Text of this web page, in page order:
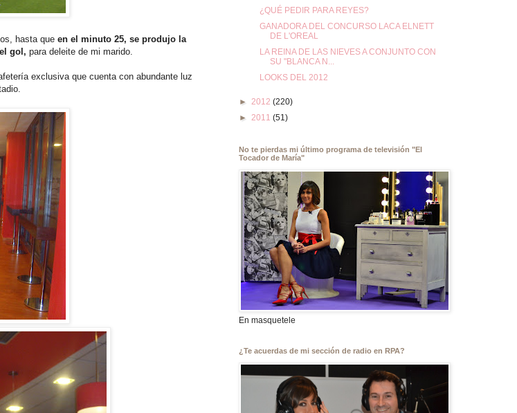
hasta que en el minuto 25, se produjo la
gol, para deleite de mi marido.
exclusiva que cuenta con abundante luz
¿QUÉ PEDIR PARA REYES?
GANADORA DEL CONCURSO LACA ELNETT
DE L'OREAL
LA REINA DE LAS NIEVES A CONJUNTO CON
SU "BLANCA N...
LOOKS DEL 2012
► 2012 (220)
► 2011 (51)
No te pierdas mi último programa de televisión "El
Tocador de María"
En masquetele
¿Te acuerdas de mi sección de radio en RPA?